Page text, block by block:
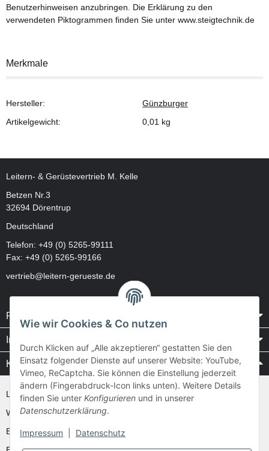
Benutzerhinweisen anzubringen. Die Erklärung zu den
verwendeten Piktogrammen finden Sie unter www.steigtechnik.de
Merkmale
Hersteller:
Günzburger
Artikelgewicht:
0,01 kg
Leitern- & Gerüstevertrieb M. Kelle
Betzen Nr.3
32694 Dörentrup
Deutschland
Telefon: +49 (0) 5265-99111
Fax: +49 (0) 5265-99166
vertrieb@leitern-gerueste.de
Rechtliches
Informationen
Kataloge / Videos
Layher Videos und Downloads
WAKÜ
Ernst
Wie wir Cookies & Co nutzen
Durch Klicken auf „Alle akzeptieren“ gestatten Sie den
Einsatz folgender Dienste auf unserer Website: YouTube,
Vimeo, ReCaptcha. Sie können die Einstellung jederzeit
ändern (Fingerabdruck-Icon links unten). Weitere Details
finden Sie unter Konfigurieren und in unserer
Datenschutzerklärung.
Impressum Datenschutz